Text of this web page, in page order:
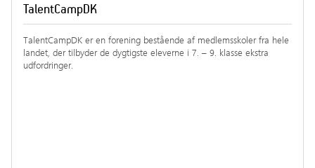
TalentCampDK
TalentCampDK er en forening bestående af medlemsskoler fra hele
landet, der tilbyder de dygtigste eleverne i 7. – 9. klasse ekstra
udfordringer.